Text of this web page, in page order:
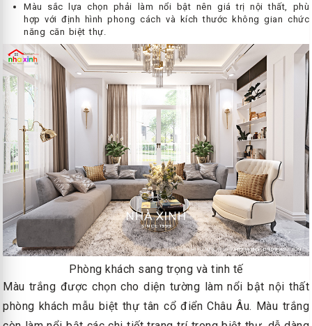
Màu sắc lựa chọn phải làm nổi bật nên giá trị nội thất, phù
hợp với định hình phong cách và kích thước không gian chức
năng căn biệt thự.
Phòng khách sang trọng và tinh tế
Màu trắng được chọn cho diện tường làm nổi bật nội thất
phòng khách mẫu biệt thự tân cổ điển Châu Âu. Màu trắng